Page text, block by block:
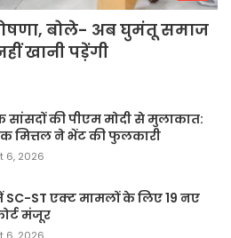
बोले- अब घुमंतू समाज
खानी पड़ेंगी
सांसदों की पीएम मोदी से मुलाकात:
मित्तल ने भेंट की फुलकारी
6, 2026
SC-ST एक्ट मामलों के लिए 19 नए
मंजूर